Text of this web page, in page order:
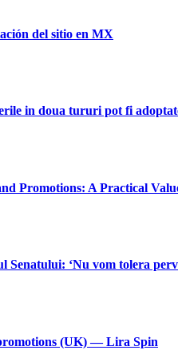
del sitio en MX
in doua tururi pot fi
Promotions: A Practical
‘Nu vom tolera
(UK) — Lira Spin